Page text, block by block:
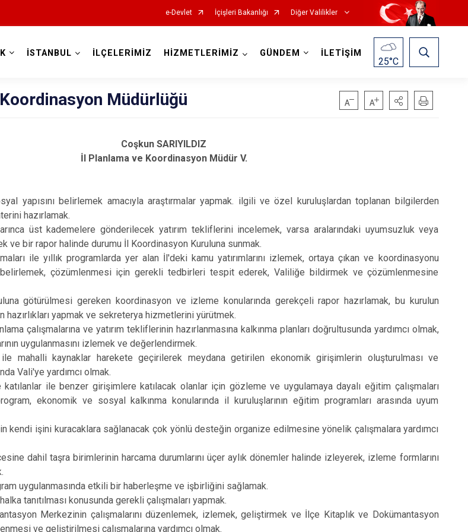
e-Devlet İçişleri Bakanlığı Diğer Valilikler
İSTANBUL İLÇELERİMİZ HİZMETLERİMİZ GÜNDEM İLETİŞİM
25°C
Müdürlüğü
Coşkun SARIYILDIZ
İl Planlama ve Koordinasyon Müdür V.
yapısını belirlemek amacıyla araştırmalar yapmak. ilgili ve özel kuruluşlardan toplanan bilgilerden
hazırlamak.
üst kademelere gönderilecek yatırım tekliflerini incelemek, varsa aralarındaki uyumsuzluk veya
ve bir rapor halinde durumu İl Koordinasyon Kuruluna sunmak.
ile yıllık programlarda yer alan İl'deki kamu yatırımlarını izlemek, ortaya çıkan ve koordinasyonu
çözümlenmesi için gerekli tedbirleri tespit ederek, Valiliğe bildirmek ve çözümlenmesine
götürülmesi gereken koordinasyon ve izleme konularında gerekçeli rapor hazırlamak, bu kurulun
hazırlıkları yapmak ve sekreterya hizmetlerini yürütmek.
çalışmalarına ve yatırım tekliflerinin hazırlanmasına kalkınma planları doğrultusunda yardımcı olmak,
uygulanmasını izlemek ve değerlendirmek.
mahalli kaynaklar harekete geçirilerek meydana getirilen ekonomik girişimlerin oluşturulması ve
Vali'ye yardımcı olmak.
ile benzer girişimlere katılacak olanlar için gözleme ve uygulamaya dayalı eğitim çalışmaları
ekonomik ve sosyal kalkınma konularında il kuruluşlarının eğitim programları arasında uyum
kendi işini kuracaklara sağlanacak çok yönlü desteğin organize edilmesine yönelik çalışmalara yardımcı
dahil taşra birimlerinin harcama durumlarını üçer aylık dönemler halinde izleyerek, izleme formlarını
uygulanmasında etkili bir haberleşme ve işbirliğini sağlamak.
tanıtılması konusunda gerekli çalışmaları yapmak.
Merkezinin çalışmalarını düzenlemek, izlemek, geliştirmek ve İlçe Kitaplık ve Dokümantasyon
ve geliştirilmesi çalışmalarına yardımcı olmak.